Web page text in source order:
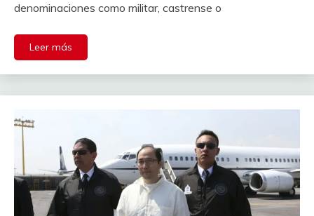
denominaciones como militar, castrense o
Leer más